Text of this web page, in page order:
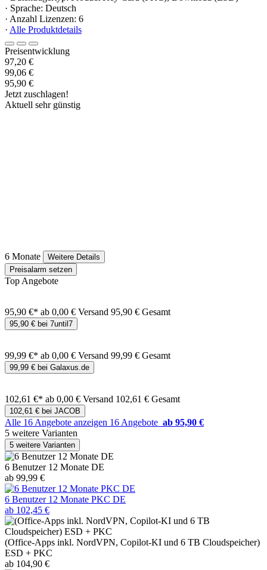
· Sprache: Deutsch
· Anzahl Lizenzen: 6
· Alle Produktdetails
Preisentwicklung
97,20 €
99,06 €
95,90 €
Jetzt zuschlagen!
Aktuell sehr günstig
6 Monate
Weitere Details
Preisalarm setzen
Top Angebote
95,90 €* ab 0,00 € Versand 95,90 € Gesamt
95,90 € bei 7until7
99,99 €* ab 0,00 € Versand 99,99 € Gesamt
99,99 € bei Galaxus.de
102,61 €* ab 0,00 € Versand 102,61 € Gesamt
102,61 € bei JACOB
Alle 16 Angebote anzeigen 16 Angebote ab 95,90 €
5 weitere Varianten
5 weitere Varianten
6 Benutzer 12 Monate DE
ab 99,99 €
6 Benutzer 12 Monate PKC DE
ab 102,45 €
(Office-Apps inkl. NordVPN, Copilot-KI und 6 TB Cloudspeicher)
ESD + PKC
ab 104,90 €